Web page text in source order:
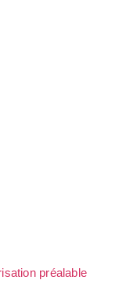
préalable